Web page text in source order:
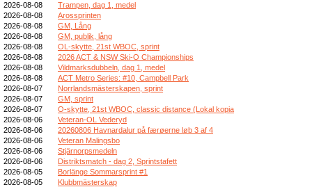
2026-08-08
Trampen, dag 1, medel
2026-08-08
Arossprinten
2026-08-08
GM, Lång
2026-08-08
GM, publik, lång
2026-08-08
OL-skytte, 21st WBOC, sprint
2026-08-08
2026 ACT & NSW Ski-O Championships
2026-08-08
Vildmarksdubbeln, dag 1, medel
2026-08-08
ACT Metro Series: #10, Campbell Park
2026-08-07
Norrlandsmästerskapen, sprint
2026-08-07
GM, sprint
2026-08-07
O-skytte, 21st WBOC, classic distance (Lokal kopia
2026-08-06
Veteran-OL Vederyd
2026-08-06
20260806 Havnardalur på færøerne løb 3 af 4
2026-08-06
Veteran Malingsbo
2026-08-06
Stjärnorpsmedeln
2026-08-06
Distriktsmatch - dag 2, Sprintstafett
2026-08-05
Borlänge Sommarsprint #1
2026-08-05
Klubbmästerskap